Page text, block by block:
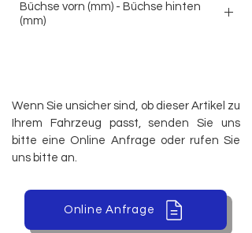
Büchse vorn (mm) - Büchse hinten
(mm)
Wenn Sie unsicher sind, ob dieser Artikel zu
Ihrem Fahrzeug passt, senden Sie uns
bitte eine Online Anfrage oder rufen Sie
uns bitte an.
Online Anfrage